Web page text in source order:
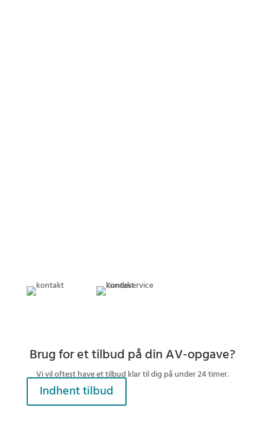
Brug for et tilbud på din AV-opgave?
Vi vil oftest have et tilbud klar til dig på under 24 timer.
Indhent tilbud